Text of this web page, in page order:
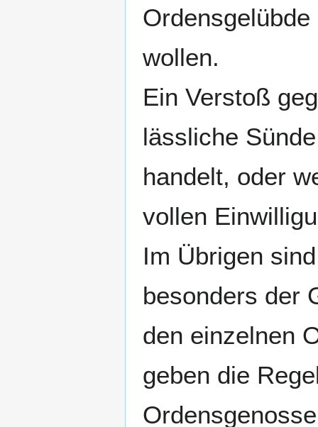
wollen.
Ein Verstoß
lässliche
handelt, oder
vollen
Im Übrigen
besonders der
den einzelnen
geben die